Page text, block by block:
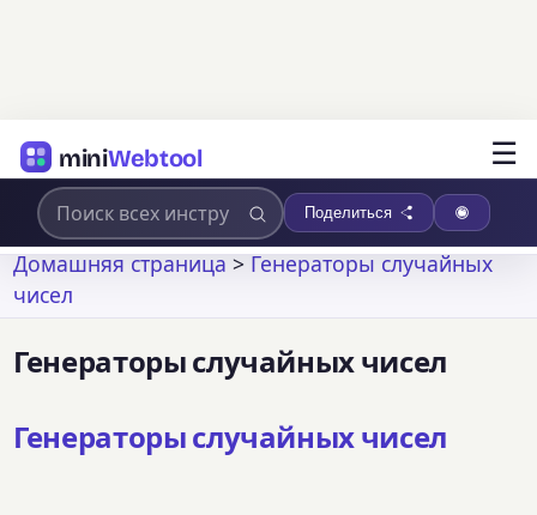
miniWebtool ☰
Поделиться
Домашняя страница>Генераторы случайных
чисел
Генераторы случайных чисел
Генераторы случайных чисел